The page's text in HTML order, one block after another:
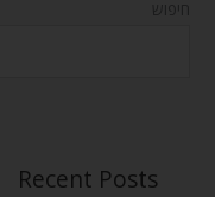
Recent Posts